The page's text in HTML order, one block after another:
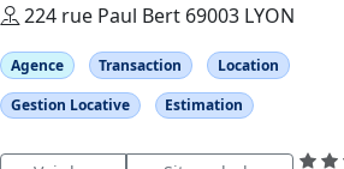
224 rue Paul Bert 69003 LYON
Agence Transaction
Location
Gestion Locative
Estimation